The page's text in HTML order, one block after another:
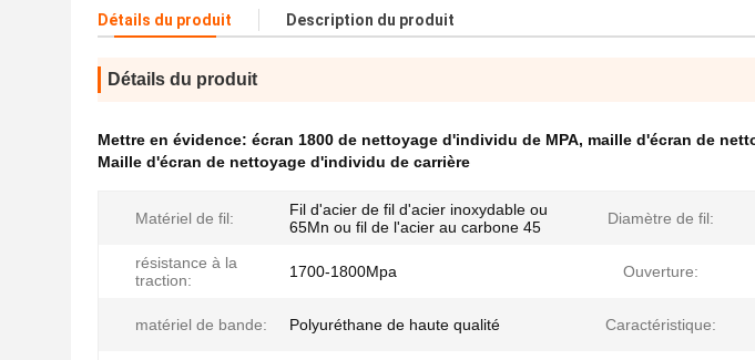
Détails du produit Description du produit
Détails du produit
Mettre en évidence: écran 1800 de nettoyage d'individu de MPA, maille d'écran de
Maille d'écran de nettoyage d'individu de carrière
Matériel de fil:
Fil d'acier de fil d'acier inoxydable ou
65Mn ou fil de l'acier au carbone 45
Diamètre de fil:
résistance à la
traction:
1700-1800Mpa Ouverture:
matériel de bande: Polyuréthane de haute qualité Caractéristique: